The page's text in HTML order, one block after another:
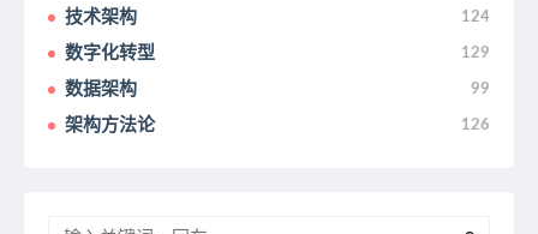
技术架构 124
数字化转型 129
数据架构 99
架构方法论 126